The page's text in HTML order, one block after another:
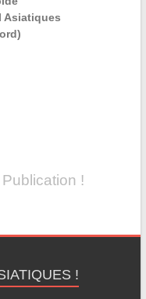
Asiatiques
!
!